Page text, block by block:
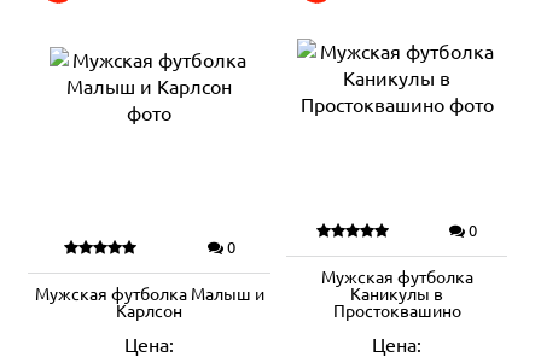
0
Мужская футболка Малыш и
Карлсон
Цена:
0
Мужская футболка
Каникулы в
Простоквашино
Цена: